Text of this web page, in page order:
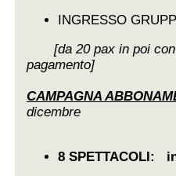
INGRESSO
[da 20 pax in poi con
pagamento]
CAMPAGNA
dicembre
8 SPETTACOLI: